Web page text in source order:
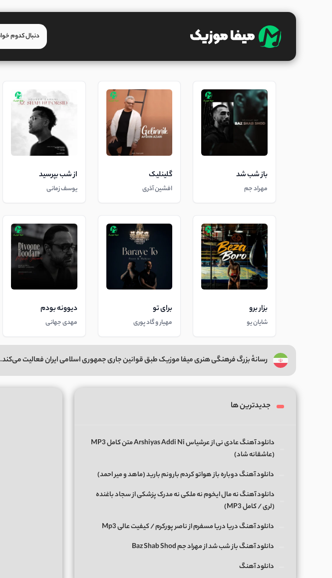
باز شب شد
مهراد جم
گلینلیک
افشین آذری
از شب بپرسید
یوسف زمانی
بزار برو
شایان یو
برای تو
مهیار و گاد پوری
دیوونه بودم
مهدی جهانی
رسانهٔ بزرگ فرهنگی هنری میفا موزیک طبق قوانین جاری جمهوری اسلامی ایران فعالیت می‌کند.
جدیدترین ها
دانلود آهنگ عادی نی از عرشیاس Arshiyas Addi Ni متن کامل MP3
(عاشقانه شاد)
دانلود آهنگ دوباره باز هواتو کردم بارونم بارید (ماهد و میر احمد)
دانلود آهنگ ﻧﻪ ﻣﺎل اﻳﺨﻮم ﻧﻪ ﻣﻠﻜﻰ ﻧﻪ ﻣﺪرک ﭘﺰﺷﻜﻰ از سجاد باغنده
(لری / کامل MP3)
دانلود آهنگ دریا دریا مسفرم از ناصر پورکرم / کیفیت عالی Mp3
دانلود آهنگ باز شب شد از مهراد جم Baz Shab Shod
دانلود آهنگ